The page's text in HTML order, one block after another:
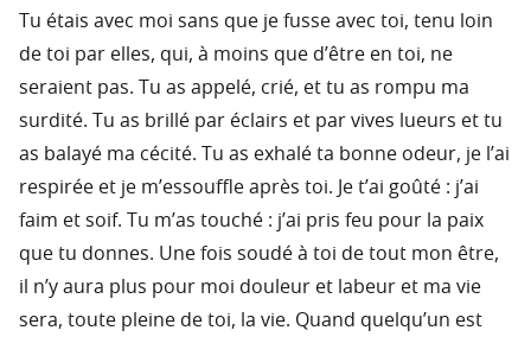
Tu étais avec moi sans que je fusse avec toi, tenu loin
de toi par elles, qui, à moins que d’être en toi, ne
seraient pas. Tu as appelé, crié, et tu as rompu ma
surdité. Tu as brillé par éclairs et par vives lueurs et tu
as balayé ma cécité. Tu as exhalé ta bonne odeur, je l’ai
respirée et je m’essouffle après toi. Je t’ai goûté : j’ai
faim et soif. Tu m’as touché : j’ai pris feu pour la paix
que tu donnes. Une fois soudé à toi de tout mon être,
il n’y aura plus pour moi douleur et labeur et ma vie
sera, toute pleine de toi, la vie. Quand quelqu’un est